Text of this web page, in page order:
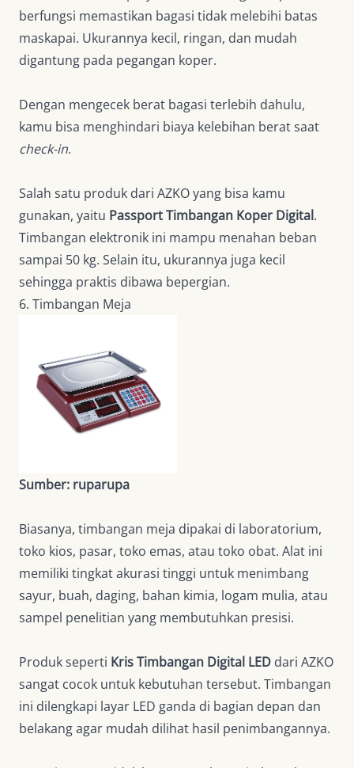
berfungsi memastikan bagasi tidak melebihi batas
maskapai. Ukurannya kecil, ringan, dan mudah
digantung pada pegangan koper.
Dengan mengecek berat bagasi terlebih dahulu,
kamu bisa menghindari biaya kelebihan berat saat
check-in.
Salah satu produk dari AZKO yang bisa kamu
gunakan, yaitu Passport Timbangan Koper Digital.
Timbangan elektronik ini mampu menahan beban
sampai 50 kg. Selain itu, ukurannya juga kecil
sehingga praktis dibawa bepergian.
6. Timbangan Meja
Sumber: ruparupa
Biasanya, timbangan meja dipakai di laboratorium,
toko kios, pasar, toko emas, atau toko obat. Alat ini
memiliki tingkat akurasi tinggi untuk menimbang
sayur, buah, daging, bahan kimia, logam mulia, atau
sampel penelitian yang membutuhkan presisi.
Produk seperti Kris Timbangan Digital LED dari AZKO
sangat cocok untuk kebutuhan tersebut. Timbangan
ini dilengkapi layar LED ganda di bagian depan dan
belakang agar mudah dilihat hasil penimbangannya.